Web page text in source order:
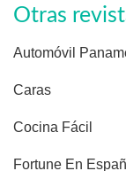
Otras
Automóvil
Caras
Cocina Fácil
Fortune En